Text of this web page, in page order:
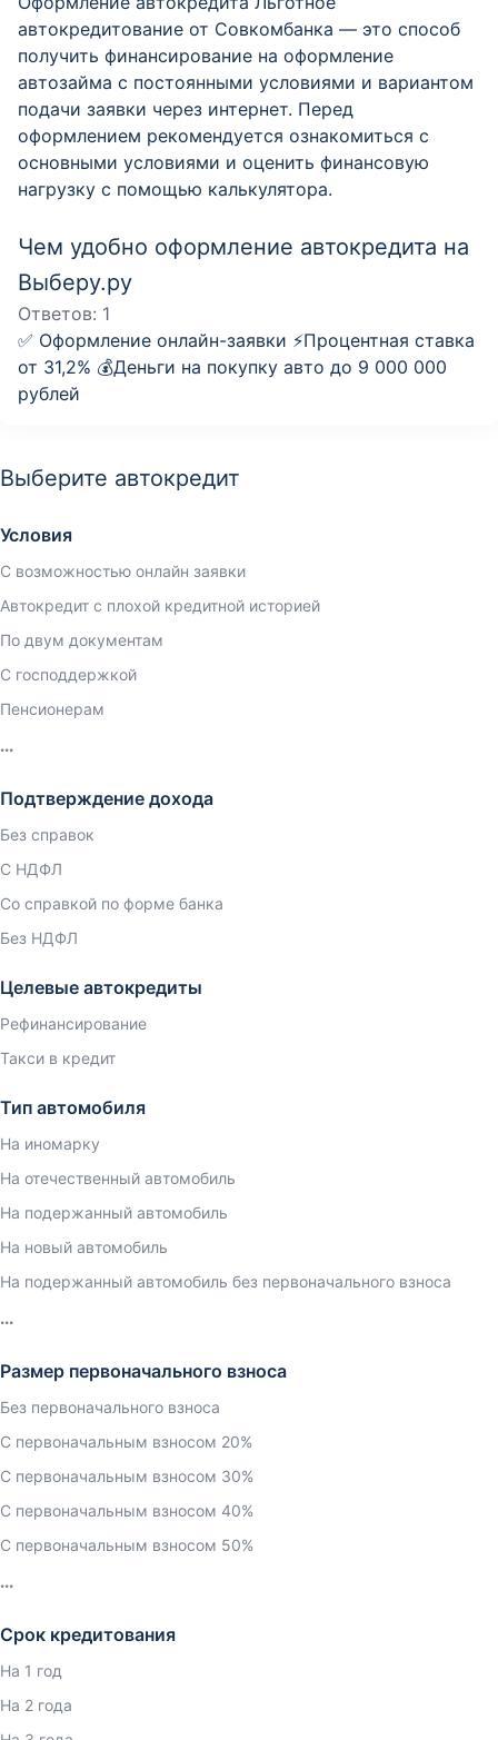
автокредитование от Совкомбанка — это способ
получить финансирование на оформление
автозайма с постоянными условиями и вариантом
подачи заявки через интернет. Перед
оформлением рекомендуется ознакомиться с
основными условиями и оценить финансовую
нагрузку с помощью калькулятора.
Чем удобно оформление автокредита на
Выберу.ру
Ответов: 1
✅ Оформление онлайн-заявки ⚡️Процентная ставка
от 31,2% 💰Деньги на покупку авто до 9 000 000
рублей
Выберите автокредит
Условия
С возможностью онлайн заявки
Автокредит с плохой кредитной историей
По двум документам
С господдержкой
Пенсионерам
Подтверждение дохода
Без справок
С НДФЛ
Со справкой по форме банка
Без НДФЛ
Целевые автокредиты
Рефинансирование
Такси в кредит
Тип автомобиля
На иномарку
На отечественный автомобиль
На подержанный автомобиль
На новый автомобиль
На подержанный автомобиль без первоначального взноса
Размер первоначального взноса
Без первоначального взноса
С первоначальным взносом 20%
С первоначальным взносом 30%
С первоначальным взносом 40%
С первоначальным взносом 50%
Срок кредитования
На 1 год
На 2 года